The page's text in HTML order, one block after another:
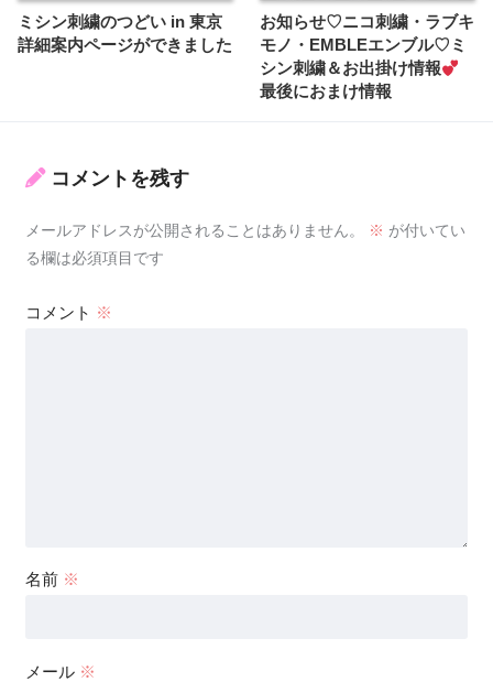
ミシン刺繍のつどい in 東京
詳細案内ページができました
お知らせ♡ニコ刺繍・ラブキ
モノ・EMBLEエンブル♡ミ
シン刺繍＆お出掛け情報
最後におまけ情報
コメントを残す
メールアドレスが公開されることはありません。 ※ が付いてい
る欄は必須項目です
コメント ※
名前 ※
メール ※